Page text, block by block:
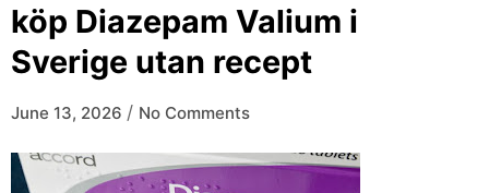
köp Diazepam Valium i
Sverige utan recept
June 13, 2026 / No Comments